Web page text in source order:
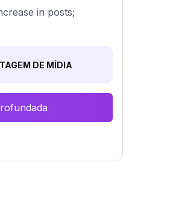
in posts;
DE MÍDIA